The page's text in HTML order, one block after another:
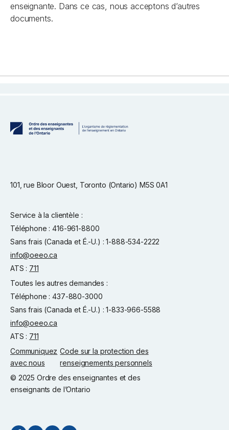
enseignante. Dans ce cas, nous acceptons d’autres
documents.
101, rue Bloor Ouest, Toronto (Ontario) M5S 0A1
Service à la clientèle :
Téléphone : 416-961-8800
Sans frais (Canada et É.-U.) : 1-888-534-2222
info@oeeo.ca
ATS : 711
Toutes les autres demandes :
Téléphone : 437-880-3000
Sans frais (Canada et É.-U.) : 1-833-966-5588
info@oeeo.ca
ATS : 711
Communiquez
avec nous
Code sur la protection des
renseignements personnels
© 2025 Ordre des enseignantes et des
enseignants de l’Ontario